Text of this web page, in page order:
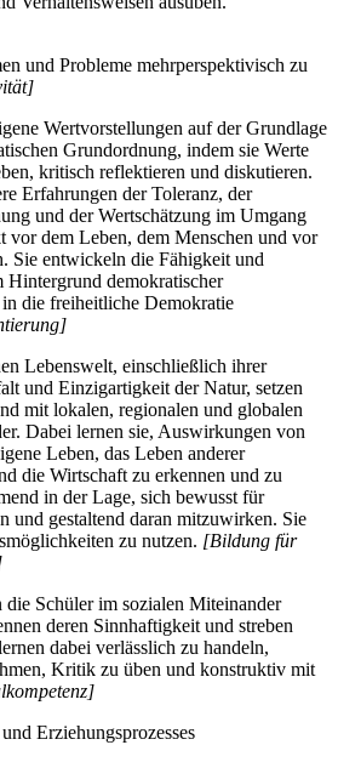
und Probleme mehrperspektivisch zu
Wertvorstellungen auf der Grundlage
Grundordnung, indem sie Werte
kritisch reflektieren und diskutieren.
Erfahrungen der Toleranz, der
und der Wertschätzung im Umgang
vor dem Leben, dem Menschen und vor
Sie entwickeln die Fähigkeit und
Hintergrund demokratischer
die freiheitliche Demokratie
Lebenswelt, einschließlich ihrer
und Einzigartigkeit der Natur, setzen
mit lokalen, regionalen und globalen
Dabei lernen sie, Auswirkungen von
Leben, das Leben anderer
die Wirtschaft zu erkennen und zu
in der Lage, sich bewusst für
und gestaltend daran mitzuwirken. Sie
zu nutzen. [Bildung für
die Schüler im sozialen Miteinander
deren Sinnhaftigkeit und streben
dabei verlässlich zu handeln,
Kritik zu üben und konstruktiv mit
Erziehungsprozesses